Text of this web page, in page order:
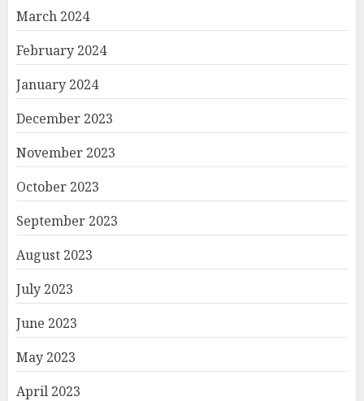
March 2024
February 2024
January 2024
December 2023
November 2023
October 2023
September 2023
August 2023
July 2023
June 2023
May 2023
April 2023